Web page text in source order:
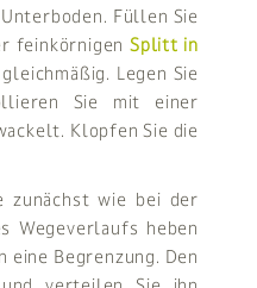
Füllen Sie
feinkörnigen Splitt in
Legen Sie
Sie mit einer
Klopfen Sie die
zunächst wie bei der
Wegeverlaufs heben
eine Begrenzung. Den